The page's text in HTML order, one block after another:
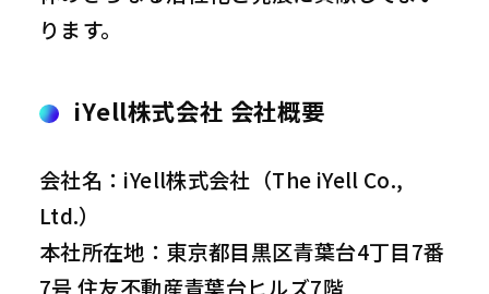
ります。
iYell株式会社 会社概要
会社名：iYell株式会社（The iYell Co.,
Ltd.）
本社所在地：東京都目黒区青葉台4丁目7番
7号 住友不動産青葉台ヒルズ7階